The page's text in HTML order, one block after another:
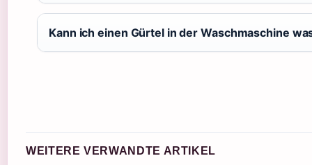
Kann ich einen Gürtel in der Waschmaschine
WEITERE VERWANDTE ARTIKEL